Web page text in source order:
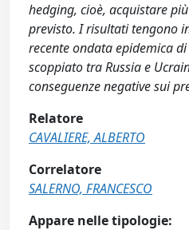
hedging, cioè, acquistare
previsto. I risultati tengono
recente ondata epidemica
scoppiato tra Russia e
conseguenze negative sui
Relatore
CAVALIERE, ALBERTO
Correlatore
SALERNO, FRANCESCO
Appare nelle tipologie: